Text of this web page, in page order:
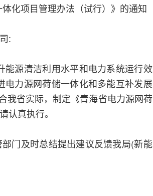
化项目管理办法（试行）》的通知
:
源清洁利用水平和电力系统运行效
力源网荷储一体化和多能互补发展
我省实际，制定《青海省电力源网荷
认真执行。
门及时总结提出建议反馈我局(新能